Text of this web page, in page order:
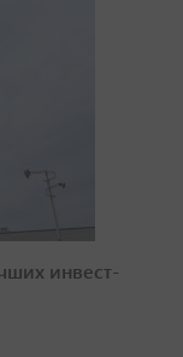
инвест-